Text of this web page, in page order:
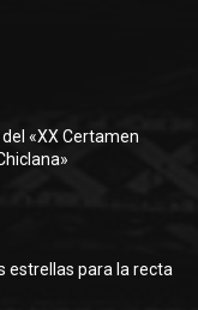
«XX Certamen
estrellas para la recta